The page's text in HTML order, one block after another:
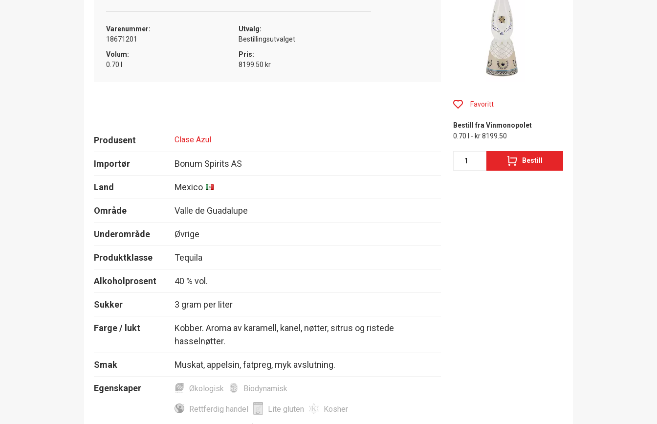
Varenummer:
18671201
Utvalg:
Bestillingsutvalget
Volum:
0.70 l
Pris:
8199.50 kr
Produsent Clase Azul
Importør Bonum Spirits AS
Land Mexico
Område Valle de Guadalupe
Underområde Øvrige
Produktklasse Tequila
Alkoholprosent 40 % vol.
Sukker 3 gram per liter
Farge / lukt
Kobber. Aroma av karamell, kanel, nøtter, sitrus og ristede
hasselnøtter.
Smak Muskat, appelsin, fatpreg, myk avslutning.
Egenskaper Økologisk Biodynamisk
Rettferdig handel Lite gluten Kosher
Favoritt
Bestill fra Vinmonopolet
0.70 l - kr 8199.50
Bestill